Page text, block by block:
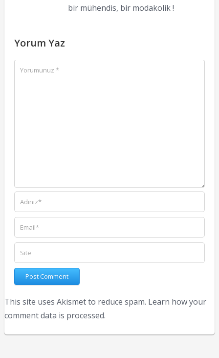
bir mühendis, bir modakolik !
Yorum Yaz
This site uses Akismet to reduce spam. Learn how your
comment data is processed.